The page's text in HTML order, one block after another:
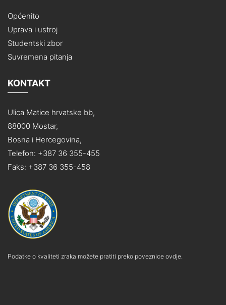
Općenito
Uprava i ustroj
Studentski zbor
Suvremena pitanja
KONTAKT
Ulica Matice hrvatske bb,
88000 Mostar,
Bosna i Hercegovina,
Telefon: +387 36 355-455
Faks: +387 36 355-458
Podatke o kvaliteti zraka možete pratiti preko poveznice ovdje.